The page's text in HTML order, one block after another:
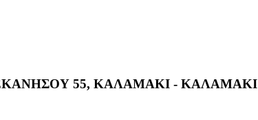
55, ΚΑΛΑΜΑΚΙ - ΚΑΛΑΜΑΚΙ